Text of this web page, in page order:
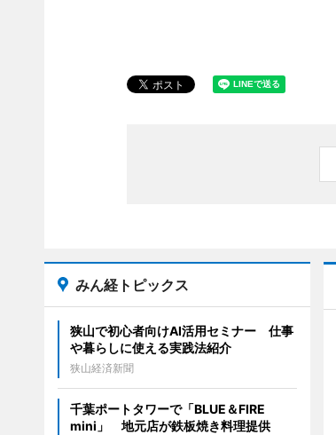
みん経トピックス
狭山で初心者向けAI活用セミナー 仕事
や暮らしに使える実践法紹介
狭山経済新聞
千葉ポートタワーで「BLUE＆FIRE
mini」 地元店が鉄板焼き料理提供